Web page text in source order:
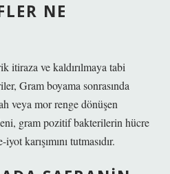
NE
itiraza ve kaldırılmaya tabi
Gram boyama sonrasında
veya mor renge dönüşen
gram pozitif bakterilerin hücre
karışımını tutmasıdır.